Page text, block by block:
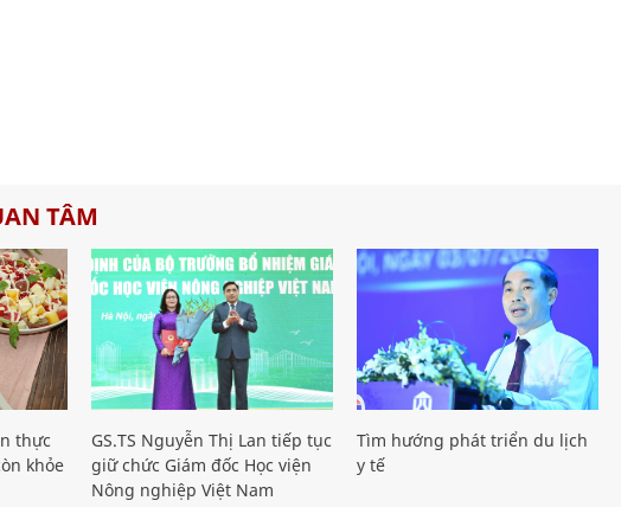
TÂM
thực
khỏe
GS.TS Nguyễn Thị Lan tiếp tục
giữ chức Giám đốc Học viện
Nông nghiệp Việt Nam
Tìm hướng phát triển du lịch
y tế